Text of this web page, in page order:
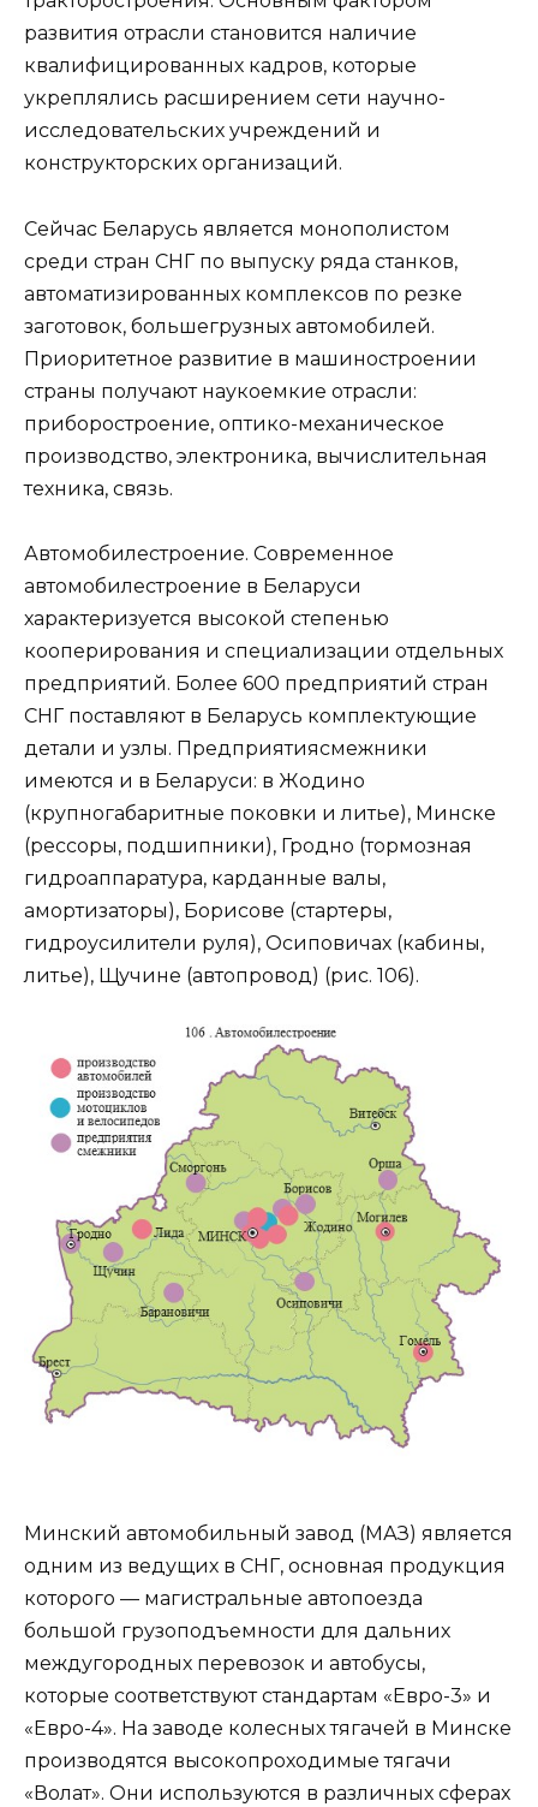
развития отрасли становится наличие
квалифицированных кадров, которые
укреплялись расширением сети научно-
исследовательских учреждений и
конструкторских организаций.
Сейчас Беларусь является монополистом
среди стран СНГ по выпуску ряда станков,
автоматизированных комплексов по резке
заготовок, большегрузных автомобилей.
Приоритетное развитие в машиностроении
страны получают наукоемкие отрасли:
приборостроение, оптико-механическое
производство, электроника, вычислительная
техника, связь.
Автомобилестроение. Современное
автомобилестроение в Беларуси
характеризуется высокой степенью
кооперирования и специализации отдельных
предприятий. Более 600 предприятий стран
СНГ поставляют в Беларусь комплектующие
детали и узлы. Предприятиясмежники
имеются и в Беларуси: в Жодино
(крупногабаритные поковки и литье), Минске
(рессоры, подшипники), Гродно (тормозная
гидроаппаратура, карданные валы,
амортизаторы), Борисове (стартеры,
гидроусилители руля), Осиповичах (кабины,
литье), Щучине (автопровод) (рис. 106).
Минский автомобильный завод (МАЗ) является
одним из ведущих в СНГ, основная продукция
которого — магистральные автопоезда
большой грузоподъемности для дальних
междугородных перевозок и автобусы,
которые соответствуют стандартам «Евро-3» и
«Евро-4». На заводе колесных тягачей в Минске
производятся высокопроходимые тягачи
«Волат». Они используются в различных сферах